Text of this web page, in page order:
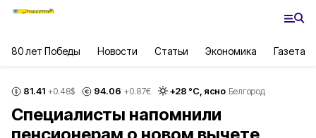
80 лет Победы Новости Статьи Экономика Газета
81.41 +0.48$ 94.06 +0.87€ +28 °С, ясно Белгород
Специалисты напомнили